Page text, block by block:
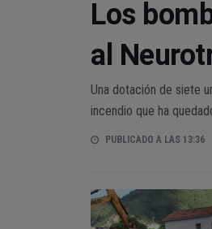
Los
al
Una dotación de siete
incendio que ha
PUBLICADO A LAS 13:36